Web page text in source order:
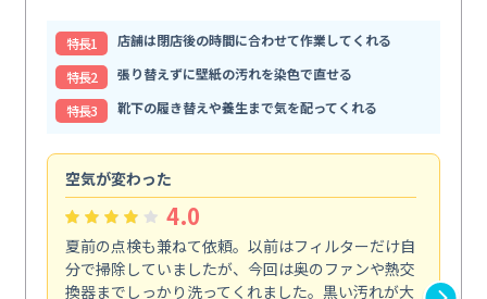
特⻑1
店舗は閉店後の時間に合わせて作業してくれる
特⻑2
張り替えずに壁紙の汚れを染色で直せる
特⻑3
靴下の履き替えや養生まで気を配ってくれる
空気が変わった
4.0
夏前の点検も兼ねて依頼。以前はフィルターだけ自
分で掃除していましたが、今回は奥のファンや熱交
換器までしっかり洗ってくれました。黒い汚れが大